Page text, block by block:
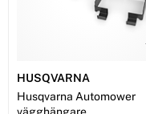
HUSQVARNA
Husqvarna Automower